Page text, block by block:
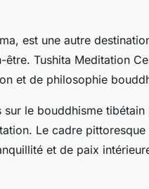
est une autre
Tushita Meditation
et de philosophie
sur le bouddhisme
Le cadre pittoresque
et de paix